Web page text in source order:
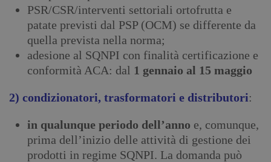
PSR/CSR/interventi settoriali ortofrutta e
patate previsti dal PSP (OCM) se differente da
quella prevista nella norma;
adesione al SQNPI con finalità certificazione e
conformità ACA: dal 1 gennaio al 15 maggio
2) condizionatori, trasformatori e distributori:
in qualunque periodo dell’anno e, comunque,
prima dell’inizio delle attività di gestione dei
prodotti in regime SQNPI. La domanda può